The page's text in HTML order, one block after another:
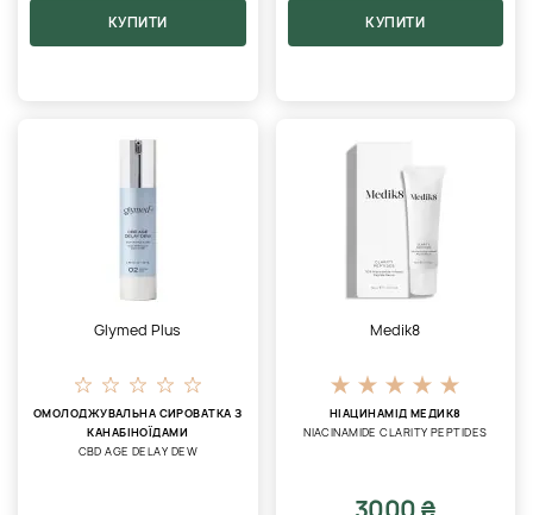
КУПИТИ КУПИТИ
Glymed Plus
ОМОЛОДЖУВАЛЬНА СИРОВАТКА З
КАНАБІНОЇДАМИ
CBD AGE DELAY DEW
Medik8
НІАЦИНАМІД МЕДИК8
NIACINAMIDE CLARITY PEPTIDES